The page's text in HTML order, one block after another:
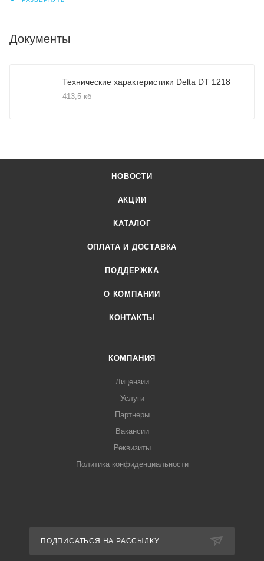
Документы
Технические характеристики Delta DT 1218
413,5 кб
НОВОСТИ
АКЦИИ
КАТАЛОГ
ОПЛАТА И ДОСТАВКА
ПОДДЕРЖКА
О КОМПАНИИ
КОНТАКТЫ
КОМПАНИЯ
Лицензии
Услуги
Партнеры
Вакансии
Реквизиты
Политика конфиденциальности
ПОДПИСАТЬСЯ НА РАССЫЛКУ